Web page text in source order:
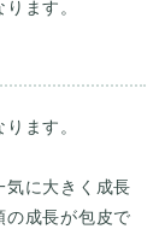
ます。
気に大きく成長
の成長が包皮で